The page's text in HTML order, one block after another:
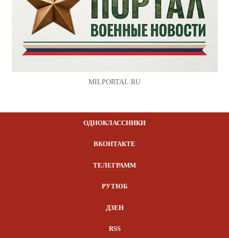
MILPORTAL.RU
ОДНОКЛАССНИКИ
ВКОНТАКТЕ
ТЕЛЕГРАММ
РУТЮБ
ДЗЕН
RSS